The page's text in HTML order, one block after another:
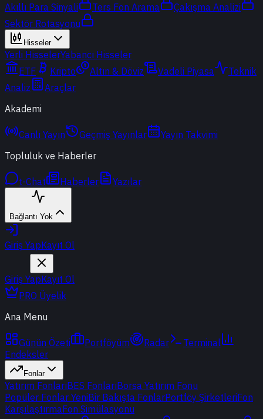
Akıllı Para Sinyali
Ters Fon Arama
Çakışma Analizi
Sektör Rotasyonu
Hisseler
Yerli HisselerYabancı Hisseler
ETF
Kripto Altın & Döviz Vadeli Piyasa
Teknik
Analiz
Araçlar
Akademi
Canlı Yayın Geçmiş Yayınlar
Yayın Takvimi
Topluluk ve Haberler
t-Chat Haberler Yazılar
Bağlantı Yok
Giriş YapKayıt Ol
Giriş YapKayıt Ol
PRO Üyelik
Ana Menu
Günün Özeti Portföyüm Radar
Terminal
Endeksler
Fonlar
Yatırım FonlarıBES FonlarıBorsa Yatırım Fonu
Popüler Fonlar YeniBir Bakışta FonlarPortföy ŞirketleriFon
KarşılaştırmaFon Simülasyonu